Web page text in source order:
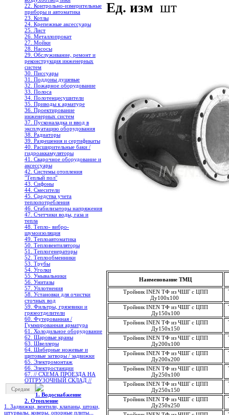
22. Контрольно-измерительные
приборы и автоматика
23. Котлы
24. Крепежные аксессуары
25. Лист
26. Металлопрокат
27. Мойки
28. Насосы
29. Обслуживание, ремонт и
реконструкция инженерных
систем
30. Писсуары
31. Поддоны душевые
32. Пожарное оборудование
33. Полоса
34. Полотенцесушители
35. Приводы к арматуре
36. Проектирование
инженерных систем
37. Пусконаладка и ввод в
эксплуатацию оборудования
38. Радиаторы
39. Разрешения и сертификаты
40. Расширительные баки /
гидроаккамуляторы
41. Сварочное оборудование и
аксессуары
42. Системы отопления
"Теплый пол"
43. Сифоны
44. Смесители
45. Средства учета
теплопотребления
46. Стабилизаторы напряжения
47. Счетчики воды, газа и
тепла
48. Тепло- вибро-
шумоизоляция
49. Теплоавтоматика
50. Тепловентиляторы
51. Теплогенераторы
52. Теплообменники
53. Трубы
54. Уголки
55. Умывальники
56. Унитазы
57. Уплотнения
58. Установки для очистки
сточных вод
59. Фильтры, грязевики и
грязеотделители
60. Футерованная /
Гуммированная арматура
61. Холодильное oборудование
62. Шаровые краны
63. Швеллеры
64. Шиберные ножевые и
щитовые затворы / задвижки
65. Электромонтаж
66. Электростанции
67. // СХЕМА ПРОЕЗДА НА
ОТГРУЗОЧНЫЙ СКЛАД //
Средам
1. Водоснабжение
2. Отопление
1. Задвижки, вентили, клапаны, штоки,
штурвалы, коверы, опорные плиты...
Ед. изм шт
Наименование ТМЦ
Тройник INEN ТФ из ЧШГ с ЦПП
Ду100х100
Тройник INEN ТФ из ЧШГ с ЦПП
Ду150х100
Тройник INEN ТФ из ЧШГ с ЦПП
Ду150х150
Тройник INEN ТФ из ЧШГ с ЦПП
Ду200х100
Тройник INEN ТФ из ЧШГ с ЦПП
Ду200х200
Тройник INEN ТФ из ЧШГ с ЦПП
Ду250х100
Тройник INEN ТФ из ЧШГ с ЦПП
Ду250х150
Тройник INEN ТФ из ЧШГ с ЦПП
Ду250х250